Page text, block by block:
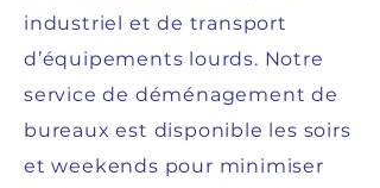
industriel et de transport
d’équipements lourds. Notre
service de déménagement de
bureaux est disponible les soirs
et weekends pour minimiser